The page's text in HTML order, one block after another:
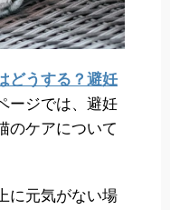
どうする？避妊
ージでは、避妊
のケアについて
に元気がない場